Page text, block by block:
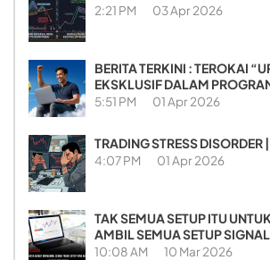
2:21 PM 03 Apr 2026
BERITA TERKINI : TEROKAI
EKSKLUSIF DALAM
5:51 PM 01 Apr 2026
TRADING STRESS DISORDER
4:07 PM 01 Apr 2026
TAK SEMUA SETUP ITU
AMBIL SEMUA SETUP
10:08 AM 10 Mar 2026